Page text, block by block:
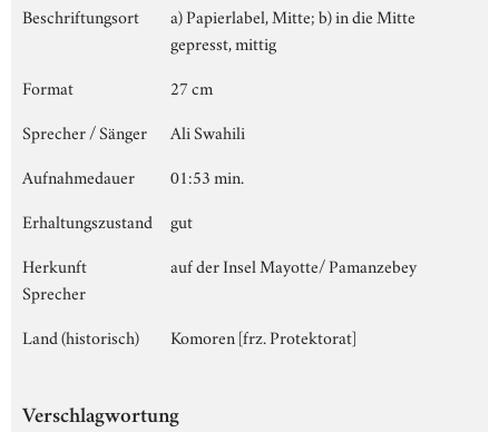
Beschriftungsort
a) Papierlabel, Mitte; b) in die Mitte
gepresst, mittig
Format
27 cm
Sprecher / Sänger
Ali Swahili
Aufnahmedauer
01:53 min.
Erhaltungszustand
gut
Herkunft
Sprecher
auf der Insel Mayotte/ Pamanzebey
Land (historisch) Komoren [frz. Protektorat]
Verschlagwortung